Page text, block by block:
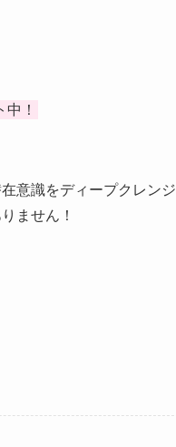
！
意識をディープクレンジ
ません！